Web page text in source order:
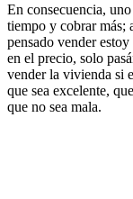
En consecuencia,
tiempo y cobrar más;
pensado vender
en el precio, solo
vender la vivienda si
que sea excelente,
que no sea mala.